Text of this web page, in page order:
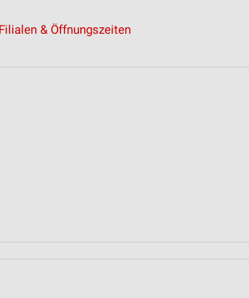
& Öffnungszeiten